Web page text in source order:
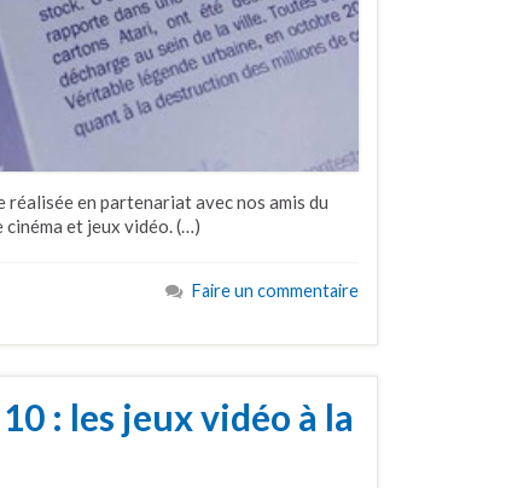
réalisée en partenariat avec nos amis du
et jeux vidéo. (…)
Faire un commentaire
: les jeux vidéo à la